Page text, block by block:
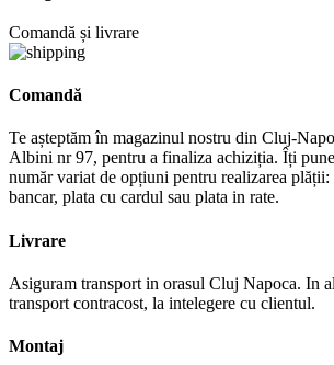
Comandă și livrare
Comandă
Te așteptăm în magazinul nostru din Cluj-
Albini nr 97, pentru a finaliza achiziția. Îți
număr variat de opțiuni pentru realizarea plății:
bancar, plata cu cardul sau plata in rate.
Livrare
Asiguram transport in orasul Cluj Napoca. In
transport contracost, la intelegere cu clientul.
Montaj